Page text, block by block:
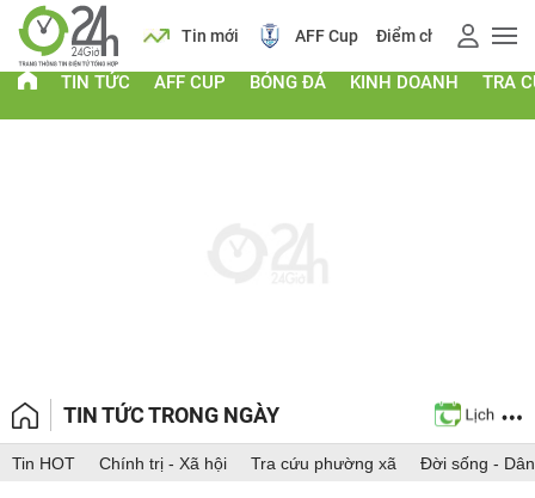
Lịch Tin mới AFF Cup Điểm chuẩn 2026
TIN TỨC AFF CUP BÓNG ĐÁ KINH DOANH TRA
TIN TỨC TRONG NGÀY
Tin HOT Chính trị - Xã hội Tra cứu phường xã Đời sống -